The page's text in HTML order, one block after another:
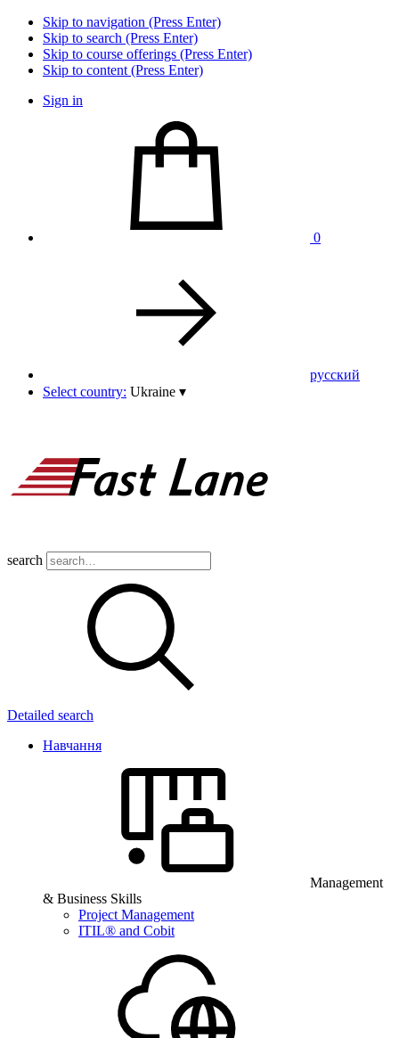
Skip to navigation (Press Enter)
Skip to search (Press Enter)
Skip to course offerings (Press Enter)
Skip to content (Press Enter)
Sign in
0
pусский
Select country: Ukraine ▾
search
Detailed search
Навчання
Management
& Business Skills
Project Management
ITIL® and Cobit